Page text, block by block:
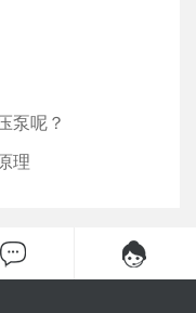
泵呢？
理